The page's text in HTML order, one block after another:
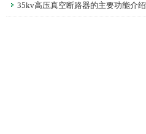
35kv高压真空断路器的主要功能介绍